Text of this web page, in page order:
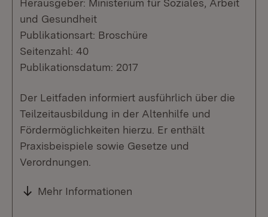
Herausgeber: Ministerium für Soziales, Arbeit
und Gesundheit
Publikationsart: Broschüre
Seitenzahl: 40
Publikationsdatum: 2017
Der Leitfaden informiert ausführlich über die
Teilzeitausbildung in der Altenhilfe und
Fördermöglichkeiten hierzu. Er enthält
Praxisbeispiele sowie Gesetze und
Verordnungen.
Mehr Informationen